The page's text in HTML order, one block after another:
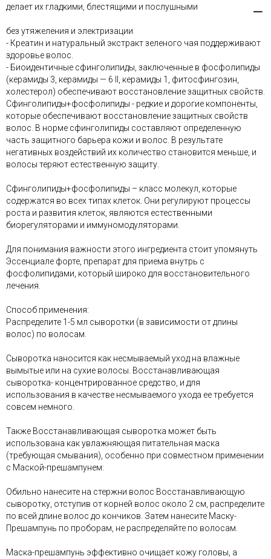
делает их гладкими, блестящими и послушными
без утяжеления и электризации
- Креатин и натуральный экстракт зеленого чая поддерживают
здоровье волос.
- Биоидентичные сфинголипиды, заключенные в фосфолипиды
(керамиды 3, керамиды — 6 II, керамиды 1, фитосфингозин,
холестерол) обеспечивают восстановление защитных свойств.
Cфинголипиды+фосфолипиды - редкие и дорогие компоненты,
которые обеспечивают восстановление защитных свойств
волос. В норме сфинголипиды составляют определенную
часть защитного барьера кожи и волос. В результате
негативных воздействий их количество становится меньше, и
волосы теряют естественную защиту.
Сфинголипиды+фосфолипиды – класс молекул, которые
содержатся во всех типах клеток. Они регулируют процессы
роста и развития клеток, являются естественными
биорегуляторами и иммуномодуляторами.
Для понимания важности этого ингредиента стоит упомянуть
Эссенциале форте, препарат для приема внутрь с
фосфолипидами, который широко для восстановительного
лечения.
Способ применения:
Распределите 1-5 мл сыворотки (в зависимости от длины
волос) по волосам.
Сыворотка наносится как несмываемый уход на влажные
вымытые или на сухие волосы. Восстанавливающая
сыворотка- концентрированное средство, и для
использования в качестве несмываемого ухода ее требуется
совсем немного.
Также Восстанавливающая сыворотка может быть
использована как увлажняющая питательная маска
(требующая смывания), особенно при совместном применении
с Маской-прешампунем:
Обильно нанесите на стержни волос Восстанавливающую
сыворотку, отступив от корней волос около 2 см, распределите
по всей длине волос до кончиков. Затем нанесите Маску-
Прешампунь по проборам, не распределяйте по волосам.
Маска-прешампунь эффективно очищает кожу головы, а